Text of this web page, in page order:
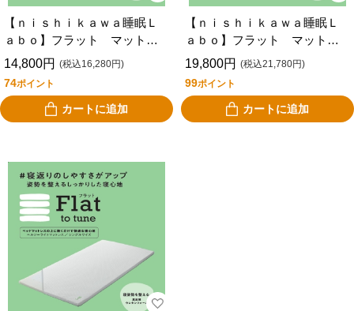
【ｎｉｓｈｉｋａｗａ睡眠Ｌ
ａｂｏ】フラット マットレ
ス上に敷くタイプシングル姿
14,800円 (税込16,280円)
74ポイント
カートに追加
【ｎｉｓｈｉｋａｗａ睡眠Ｌ
ａｂｏ】フラット マットレ
ス上に敷くタイプＳＤ姿勢が
19,800円 (税込21,780円)
99ポイント
カートに追加